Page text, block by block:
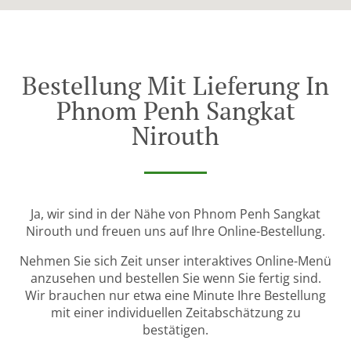
Bestellung Mit Lieferung In
Phnom Penh Sangkat
Nirouth
Ja, wir sind in der Nähe von Phnom Penh Sangkat
Nirouth und freuen uns auf Ihre Online-Bestellung.
Nehmen Sie sich Zeit unser interaktives Online-Menü
anzusehen und bestellen Sie wenn Sie fertig sind.
Wir brauchen nur etwa eine Minute Ihre Bestellung
mit einer individuellen Zeitabschätzung zu
bestätigen.